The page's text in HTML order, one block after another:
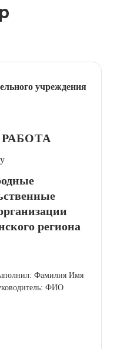
учреждения
региона
Фамилия Имя
ФИО